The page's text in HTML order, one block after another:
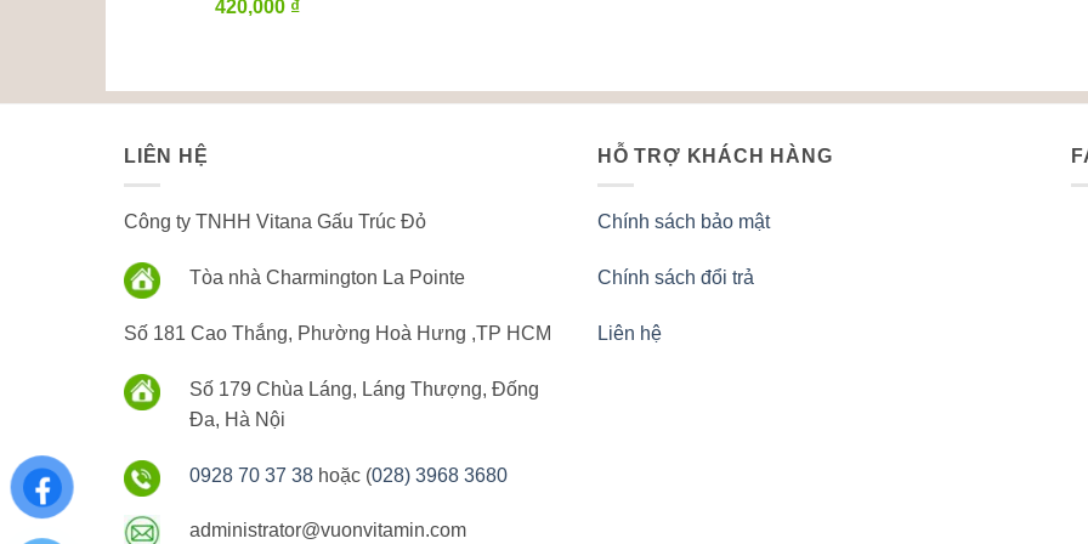
420,000 ₫
LIÊN HỆ
Công ty TNHH Vitana Gấu Trúc Đỏ
Tòa nhà Charmington La Pointe
Số 181 Cao Thắng, Phường Hoà Hưng ,TP HCM
Số 179 Chùa Láng, Láng Thượng, Đống
Đa, Hà Nội
0928 70 37 38 hoặc (028) 3968 3680
administrator@vuonvitamin.com
HỖ TRỢ KHÁCH HÀNG
Chính sách bảo mật
Chính sách đổi trả
Liên hệ